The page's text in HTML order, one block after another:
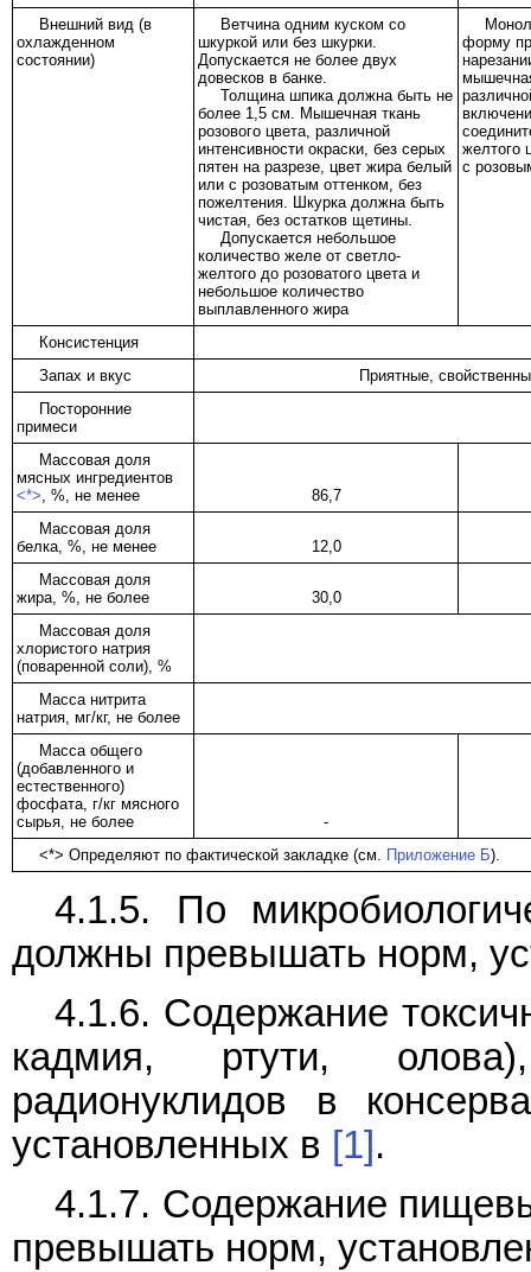
Внешний вид (в
охлажденном
состоянии)
Ветчина одним куском со
шкуркой или без шкурки.
Допускается не более двух
довесков в банке.
Толщина шпика должна быть не
более 1,5 см. Мышечная ткань
розового цвета, различной
интенсивности окраски, без серых
пятен на разрезе, цвет жира белый
или с розоватым оттенком, без
пожелтения. Шкурка должна быть
чистая, без остатков щетины.
Допускается небольшое
количество желе от светло-
желтого до розоватого цвета и
небольшое количество
выплавленного жира
форму
желтого
с
Консистенция
Запах и вкус
Приятные,
Посторонние
примеси
Массовая доля
мясных ингредиентов
<*>, %, не менее
86,7
Массовая доля
белка, %, не менее
12,0
Массовая доля
жира, %, не более
30,0
Массовая доля
хлористого натрия
(поваренной соли), %
Масса нитрита
натрия, мг/кг, не более
Масса общего
(добавленного и
естественного)
фосфата, г/кг мясного
сырья, не более
-
<*> Определяют по фактической закладке (см. Приложение Б).
4.1.5. По
должны превышать норм,
4.1.6. Содержание
кадмия, ртути,
радионуклидов в
установленных в [1] .
4.1.7. Содержание
превышать норм,